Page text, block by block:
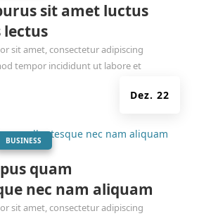
sit amet luctus
lectus
Dez. 22
sit amet, consectetur adipiscing
tempor incididunt ut labore et
quam
nec nam aliquam
BUSINESS
sit amet, consectetur adipiscing